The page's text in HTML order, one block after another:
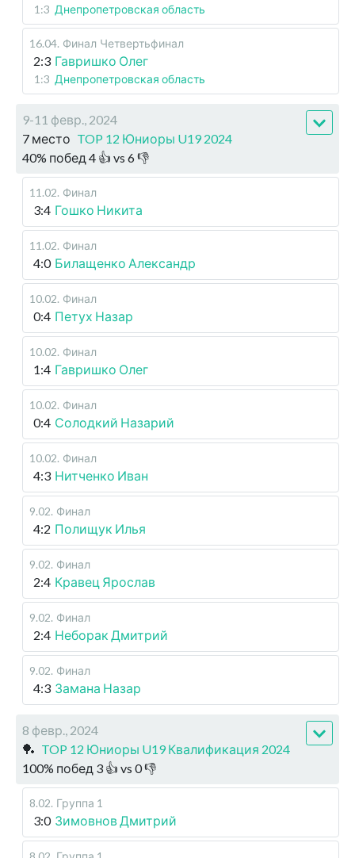
1:3 Днепропетровская область
16.04. Финал Четвертьфинал
2:3 Гавришко Олег
1:3 Днепропетровская область
9-11 февр., 2024
7 место TOP 12 Юниоры U19 2024
40% побед 4 👍 vs 6👎
11.02. Финал
3:4 Гошко Никита
11.02. Финал
4:0 Билащенко Александр
10.02. Финал
0:4 Петух Назар
10.02. Финал
1:4 Гавришко Олег
10.02. Финал
0:4 Солодкий Назарий
10.02. Финал
4:3 Нитченко Иван
9.02. Финал
4:2 Полищук Илья
9.02. Финал
2:4 Кравец Ярослав
9.02. Финал
2:4 Неборак Дмитрий
9.02. Финал
4:3 Замана Назар
8 февр., 2024
🏓 TOP 12 Юниоры U19 Квалификация 2024
100% побед 3 👍 vs 0👎
8.02. Группа 1
3:0 Зимовнов Дмитрий